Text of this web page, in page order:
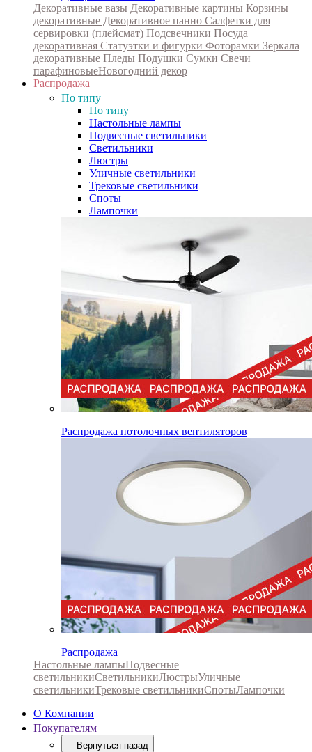
Декоративные вазы Декоративные картины Корзины
декоративные Декоративное панно Салфетки для
сервировки (плейсмат) Подсвечники Посуда
декоративная Статуэтки и фигурки Фоторамки Зеркала
декоративные Пледы Подушки Сумки Свечи
парафиновыеНовогодний декор
Распродажа
По типу
По типу
Настольные лампы
Подвесные светильники
Светильники
Люстры
Уличные светильники
Трековые светильники
Споты
Лампочки
Распродажа потолочных вентиляторов
Распродажа
Настольные лампыПодвесные
светильникиСветильникиЛюстрыУличные
светильникиТрековые светильникиСпотыЛампочки
О Компании
Покупателям
Вернуться назад